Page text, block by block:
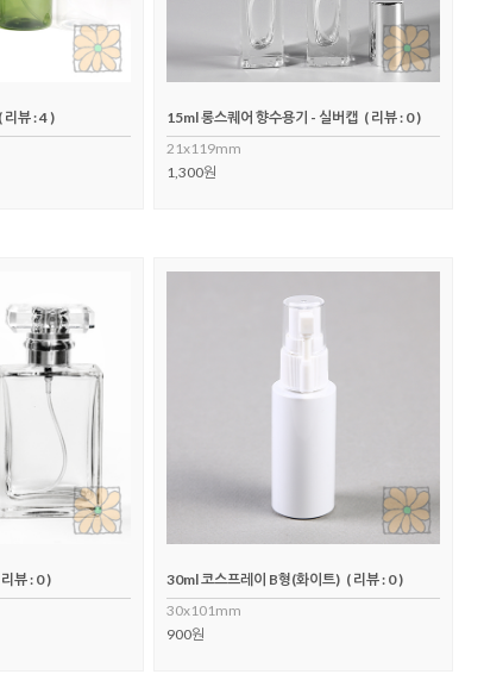
( 리뷰 : 4 )
15ml 롱스퀘어 향수용기 - 실버캡 ( 리뷰 : 0 )
21x119mm
1,300원
리뷰 : 0 )
30ml 코스프레이 B형(화이트) ( 리뷰 : 0 )
30x101mm
900원